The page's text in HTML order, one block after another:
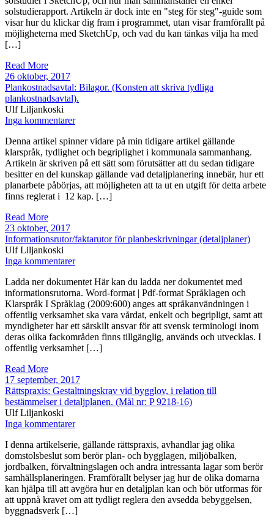
solstudierapport. Artikeln är dock inte en "steg för steg"-guide som
visar hur du klickar dig fram i programmet, utan visar framförallt på
möjligheterna med SketchUp, och vad du kan tänkas vilja ha med
[…]
Read More
26 oktober, 2017
Plankostnadsavtal: Bilagor. (Konsten att skriva tydliga
plankostnadsavtal).
Ulf Liljankoski
Inga kommentarer
Denna artikel spinner vidare på min tidigare artikel gällande
klarspråk, tydlighet och begriplighet i kommunala sammanhang.
Artikeln är skriven på ett sätt som förutsätter att du sedan tidigare
besitter en del kunskap gällande vad detaljplanering innebär, hur ett
planarbete påbörjas, att möjligheten att ta ut en utgift för detta arbete
finns reglerat i 12 kap. […]
Read More
23 oktober, 2017
Informationsrutor/faktarutor för planbeskrivningar (detaljplaner)
Ulf Liljankoski
Inga kommentarer
Ladda ner dokumentet Här kan du ladda ner dokumentet med
informationsrutorna. Word-format | Pdf-format Språklagen och
Klarspråk I Språklag (2009:600) anges att språkanvändningen i
offentlig verksamhet ska vara vårdat, enkelt och begripligt, samt att
myndigheter har ett särskilt ansvar för att svensk terminologi inom
deras olika fackområden finns tillgänglig, används och utvecklas. I
offentlig verksamhet […]
Read More
17 september, 2017
Rättspraxis: Gestaltningskrav vid bygglov, i relation till
bestämmelser i detaljplanen. (Mål nr: P 9218-16)
Ulf Liljankoski
Inga kommentarer
I denna artikelserie, gällande rättspraxis, avhandlar jag olika
domstolsbeslut som berör plan- och bygglagen, miljöbalken,
jordbalken, förvaltningslagen och andra intressanta lagar som berör
samhällsplaneringen. Framförallt belyser jag hur de olika domarna
kan hjälpa till att avgöra hur en detaljplan kan och bör utformas för
att uppnå kravet om att tydligt reglera den avsedda bebyggelsen,
byggnadsverk […]